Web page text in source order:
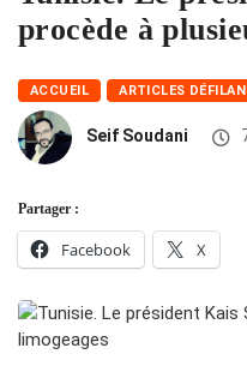
procède à
ACCUEIL ARTICLES
Seif Soudani
Partager :
Facebook X